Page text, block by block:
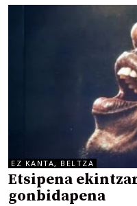
EZ KANTA, BELTZA
Etsipena
gonbidapena